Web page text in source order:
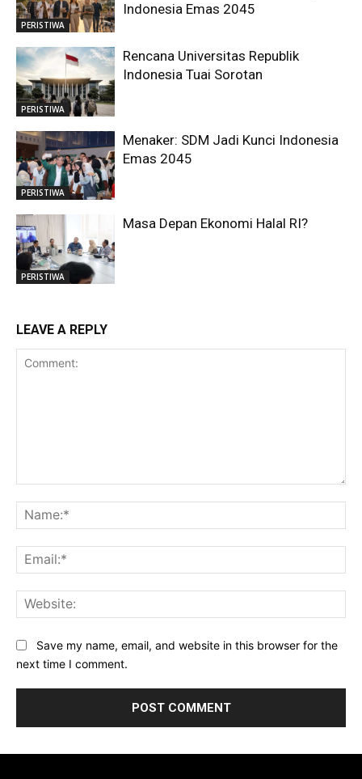
PERISTIWA
Indonesia Emas 2045
PERISTIWA
Rencana Universitas Republik
Indonesia Tuai Sorotan
PERISTIWA
Menaker: SDM Jadi Kunci Indonesia
Emas 2045
PERISTIWA
Masa Depan Ekonomi Halal RI?
LEAVE A REPLY
Save my name, email, and website in this browser for the
next time I comment.